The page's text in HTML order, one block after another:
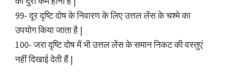
99- दूर दृष्टि दोष के निवारण के लिए उत्तल लेंस के चश्मे का
उपयोग किया जाता है |
100- जरा दृष्टि दोष में भी उत्तल लेंस के समान निकट की वस्तुएं
नहीं दिखाई देती हैं |